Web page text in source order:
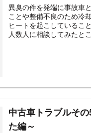
異臭の件を発端に事故車
ことや整備不良のため冷
ヒートを起こしているこ
人数人に相談してみたと
中古車トラブルそ
た編～